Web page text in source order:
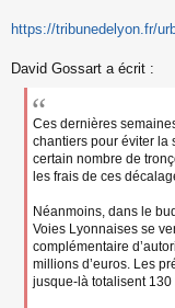
n
https://tribunedelyon.fr/
David Gossart a écrit :
Ces dernières
chantiers pour éviter la
certain nombre de
les frais de ces
Néanmoins, dans le
Voies Lyonnaises se
complémentaire
millions d’euros. Les
jusque-là totalisent 130